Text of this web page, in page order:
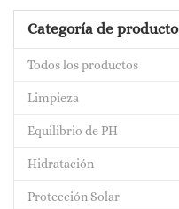
Categoría de producto
Todos los productos
Limpieza
Equilibrio de PH
Hidratación
Protección Solar